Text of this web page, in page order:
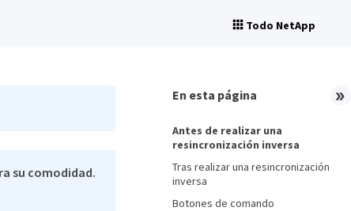
Todo NetApp
su comodidad.
En esta página
Antes de realizar una
resincronización inversa
Tras realizar una resincronización
inversa
Botones de comando